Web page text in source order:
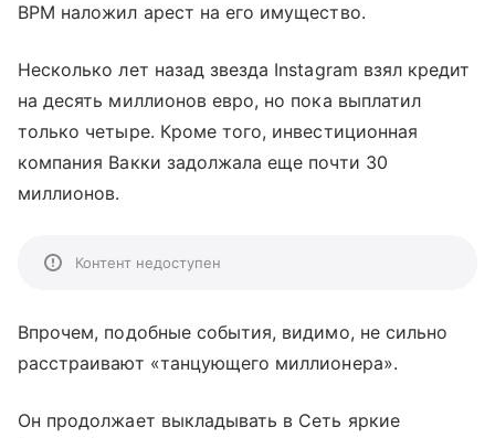
BPM наложил арест на его имущество.
Несколько лет назад звезда Instagram взял кредит
на десять миллионов евро, но пока выплатил
только четыре. Кроме того, инвестиционная
компания Вакки задолжала еще почти 30
миллионов.
Контент недоступен
Впрочем, подобные события, видимо, не сильно
расстраивают «танцующего миллионера».
Он продолжает выкладывать в Сеть яркие